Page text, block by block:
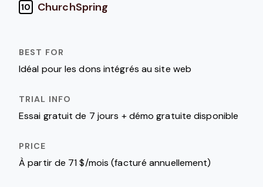
10 ChurchSpring
Idéal pour les dons intégrés au site web
Essai gratuit de 7 jours + démo gratuite disponible
À partir de 71 $/mois (facturé annuellement)